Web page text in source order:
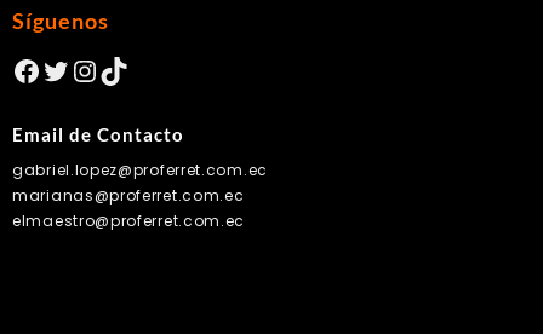
Síguenos
Facebook
Twitter
Instagram
TikTok
Email de Contacto
gabriel.lopez@proferret.com.ec
marianas@proferret.com.ec
elmaestro@proferret.com.ec